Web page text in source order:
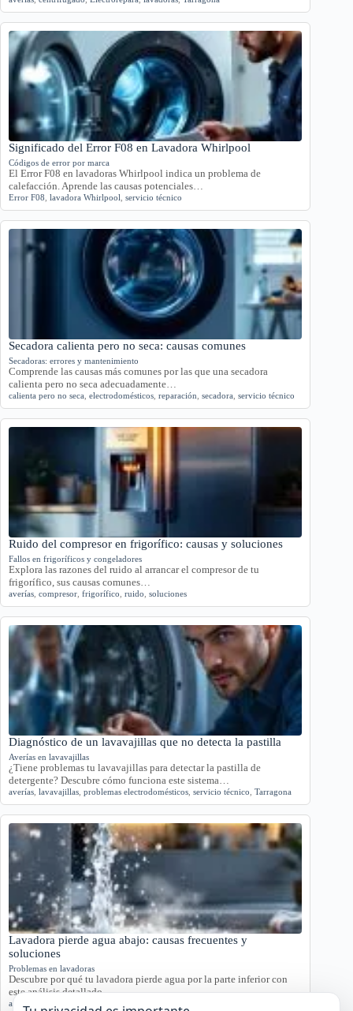
Significado del Error F08 en Lavadora Whirlpool
Códigos de error por marca
El Error F08 en lavadoras Whirlpool indica un problema de
calefacción. Aprende las causas potenciales…
Error F08 lavadora Whirlpool servicio técnico
Secadora calienta pero no seca: causas comunes
Secadoras: errores y mantenimiento
Comprende las causas más comunes por las que una secadora
calienta pero no seca adecuadamente…
calienta pero no seca electrodomésticos reparación secadora servicio técnico
Ruido del compresor en frigorífico: causas y soluciones
Fallos en frigoríficos y congeladores
Explora las razones del ruido al arrancar el compresor de tu
frigorífico, sus causas comunes…
averías compresor frigorífico ruido soluciones
Diagnóstico de un lavavajillas que no detecta la pastilla
Averías en lavavajillas
¿Tiene problemas tu lavavajillas para detectar la pastilla de
detergente? Descubre cómo funciona este sistema…
averías lavavajillas problemas electrodomésticos servicio técnico Tarragona
Lavadora pierde agua abajo: causas frecuentes y
soluciones
Problemas en lavadoras
Descubre por qué tu lavadora pierde agua por la parte inferior con
este análisis detallado.…
agua